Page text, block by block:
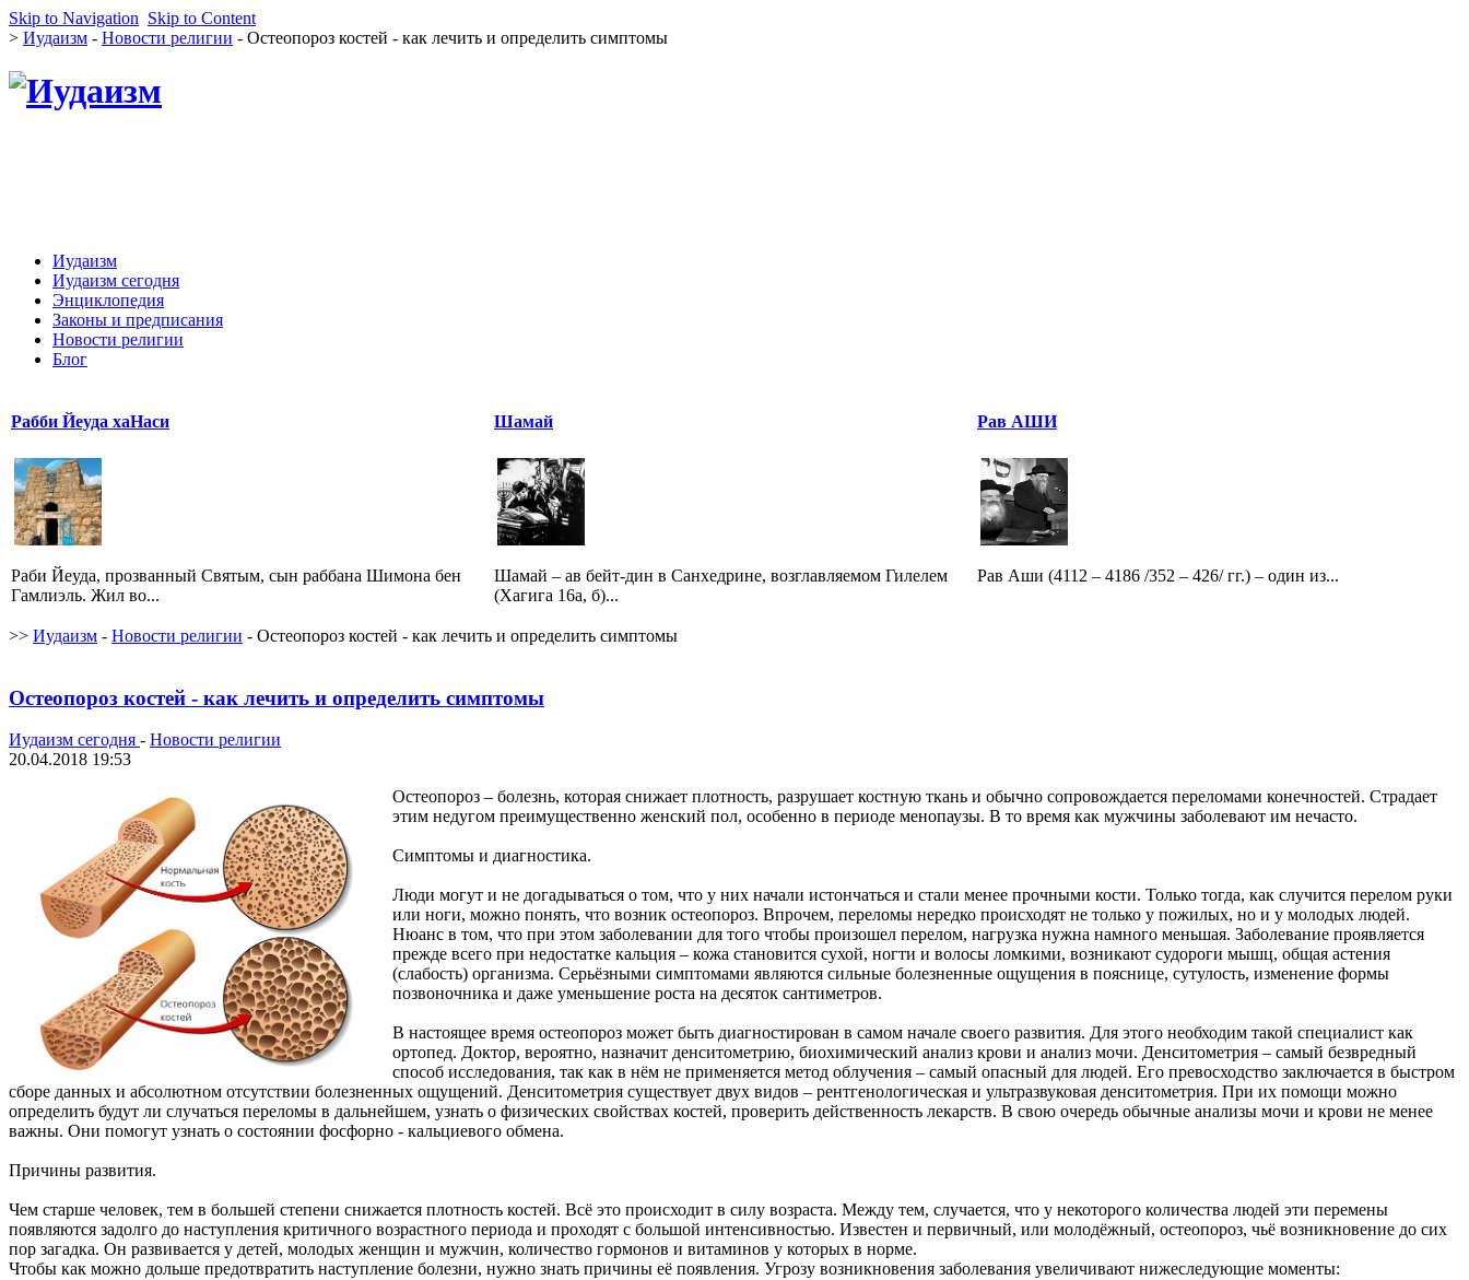
Skip to Navigation Skip to Content
> Иудаизм - Новости религии - Остеопороз костей - как лечить и определить симптомы
Иудаизм
Иудаизм сегодня
Энциклопедия
Законы и предписания
Новости религии
Блог
Рабби Йеуда хаНаси
Раби Йеуда, прозванный Святым, сын раббана Шимона бен
Гамлиэль. Жил во...
Шамай
Шамай – ав бейт-дин в Санхедрине, возглавляемом Гилелем
(Хагига 16а, б)...
Рав АШИ
Рав Аши (4112 – 4186 /352 – 426/ гг.) – один из...
>> Иудаизм - Новости религии - Остеопороз костей - как лечить и определить симптомы
Остеопороз костей - как лечить и определить симптомы
Иудаизм сегодня - Новости религии
20.04.2018 19:53
Остеопороз – болезнь, которая снижает плотность, разрушает костную ткань и обычно сопровождается переломами конечностей. Страдает
этим недугом преимущественно женский пол, особенно в периоде менопаузы. В то время как мужчины заболевают им нечасто.
Симптомы и диагностика.
Люди могут и не догадываться о том, что у них начали истончаться и стали менее прочными кости. Только тогда, как случится перелом руки
или ноги, можно понять, что возник остеопороз. Впрочем, переломы нередко происходят не только у пожилых, но и у молодых людей.
Нюанс в том, что при этом заболевании для того чтобы произошел перелом, нагрузка нужна намного меньшая. Заболевание проявляется
прежде всего при недостатке кальция – кожа становится сухой, ногти и волосы ломкими, возникают судороги мышц, общая астения
(слабость) организма. Серьёзными симптомами являются сильные болезненные ощущения в пояснице, сутулость, изменение формы
позвоночника и даже уменьшение роста на десяток сантиметров.
В настоящее время остеопороз может быть диагностирован в самом начале своего развития. Для этого необходим такой специалист как
ортопед. Доктор, вероятно, назначит денситометрию, биохимический анализ крови и анализ мочи. Денситометрия – самый безвредный
способ исследования, так как в нём не применяется метод облучения – самый опасный для людей. Его превосходство заключается в быстром
сборе данных и абсолютном отсутствии болезненных ощущений. Денситометрия существует двух видов – рентгенологическая и ультразвуковая денситометрия. При их помощи можно
определить будут ли случаться переломы в дальнейшем, узнать о физических свойствах костей, проверить действенность лекарств. В свою очередь обычные анализы мочи и крови не менее
важны. Они помогут узнать о состоянии фосфорно - кальциевого обмена.
Причины развития.
Чем старше человек, тем в большей степени снижается плотность костей. Всё это происходит в силу возраста. Между тем, случается, что у некоторого количества людей эти перемены
появляются задолго до наступления критичного возрастного периода и проходят с большой интенсивностью. Известен и первичный, или молодёжный, остеопороз, чьё возникновение до сих
пор загадка. Он развивается у детей, молодых женщин и мужчин, количество гормонов и витаминов у которых в норме.
Чтобы как можно дольше предотвратить наступление болезни, нужно знать причины её появления. Угрозу возникновения заболевания увеличивают нижеследующие моменты: